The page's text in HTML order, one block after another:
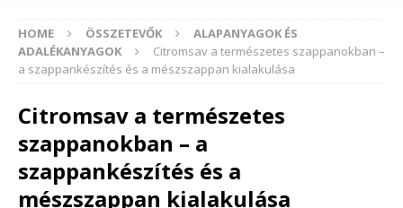
HOME ÖSSZETEVŐK
ALAPANYAGOK ÉS
ADALÉKANYAGOK
Citromsav a természetes szappanokban –
a szappankészítés és a mészszappan kialakulása
Citromsav a természetes
szappanokban – a
szappankészítés és a
mészszappan kialakulása